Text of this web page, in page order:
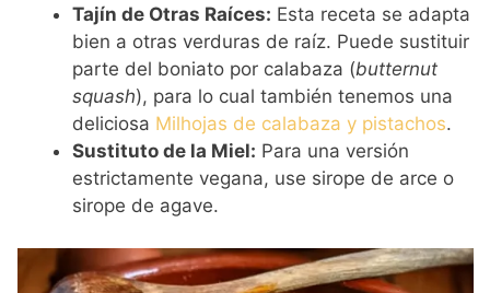
Tajín de Otras Raíces: Esta receta se adapta
bien a otras verduras de raíz. Puede sustituir
parte del boniato por calabaza (butternut
squash), para lo cual también tenemos una
deliciosa Milhojas de calabaza y pistachos.
Sustituto de la Miel: Para una versión
estrictamente vegana, use sirope de arce o
sirope de agave.